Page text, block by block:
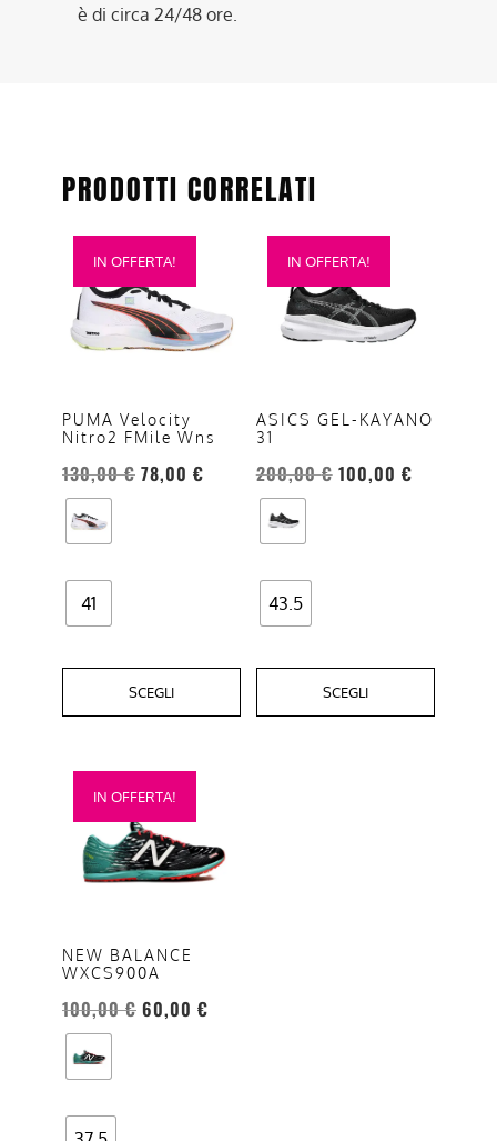
è di circa 24/48 ore.
PRODOTTI CORRELATI
IN OFFERTA!
PUMA Velocity
Nitro2 FMile Wns
130,00€ 78,00 €
41
SCEGLI
Questo
prodotto
ha
più
varianti.
opzioni
possono
essere
scelte
nella
del
prodotto
IN OFFERTA!
ASICS GEL-KAYANO
31
200,00€ 100,00 €
43.5
SCEGLI
Questo
prodotto
opzioni
possono
essere
scelte
nella
del
prodotto
IN OFFERTA!
NEW BALANCE
WXCS900A
100,00€ 60,00 €
Questo
prodotto
più
varianti.
opzioni
possono
essere
scelte
nella
del